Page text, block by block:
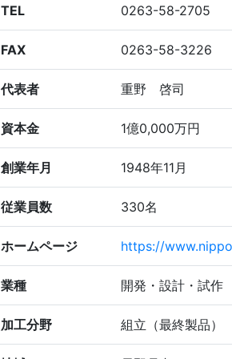
TEL 0263-58-2705
FAX 0263-58-3226
代表者 重野 啓司
資本金 1億0,000万円
創業年月 1948年11月
従業員数 330名
ホームページ https://
業種 開発・設計・試作
加工分野 組立（最終製品）